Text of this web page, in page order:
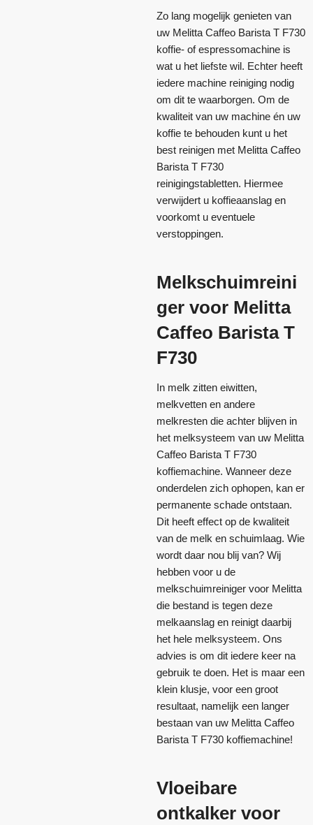
Zo lang mogelijk genieten van
uw Melitta Caffeo Barista T F730
koffie- of espressomachine is
wat u het liefste wil. Echter heeft
iedere machine reiniging nodig
om dit te waarborgen. Om de
kwaliteit van uw machine én uw
koffie te behouden kunt u het
best reinigen met Melitta Caffeo
Barista T F730
reinigingstabletten. Hiermee
verwijdert u koffieaanslag en
voorkomt u eventuele
verstoppingen.
Melkschuimreini
ger voor Melitta
Caffeo Barista T
F730
In melk zitten eiwitten,
melkvetten en andere
melkresten die achter blijven in
het melksysteem van uw Melitta
Caffeo Barista T F730
koffiemachine. Wanneer deze
onderdelen zich ophopen, kan er
permanente schade ontstaan.
Dit heeft effect op de kwaliteit
van de melk en schuimlaag. Wie
wordt daar nou blij van? Wij
hebben voor u de
melkschuimreiniger voor Melitta
die bestand is tegen deze
melkaanslag en reinigt daarbij
het hele melksysteem. Ons
advies is om dit iedere keer na
gebruik te doen. Het is maar een
klein klusje, voor een groot
resultaat, namelijk een langer
bestaan van uw Melitta Caffeo
Barista T F730 koffiemachine!
Vloeibare
ontkalker voor